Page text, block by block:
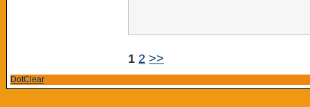
1 2 >>
DotClear